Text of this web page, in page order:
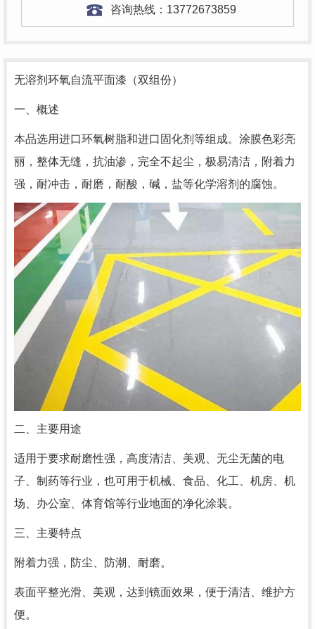
咨询热线： 13772673859
无溶剂环氧自流平面漆（双组份）
一、概述
本品选用进口环氧树脂和进口固化剂等组成。涂膜色彩亮
丽，整体无缝，抗油渗，完全不起尘，极易清洁，附着力
强，耐冲击，耐磨，耐酸，碱，盐等化学溶剂的腐蚀。
二、主要用途
适用于要求耐磨性强，高度清洁、美观、无尘无菌的电
子、制药等行业，也可用于机械、食品、化工、机房、机
场、办公室、体育馆等行业地面的净化涂装。
三、主要特点
附着力强，防尘、防潮、耐磨。
表面平整光滑、美观，达到镜面效果，便于清洁、维护方
便。